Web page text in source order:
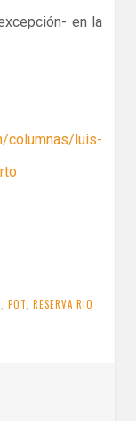
en la
columnas/luis-
, POT, RESERVA RIO